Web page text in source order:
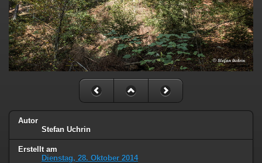
Autor
Stefan Uchrin
Erstellt am
Dienstag, 28. Oktober 2014